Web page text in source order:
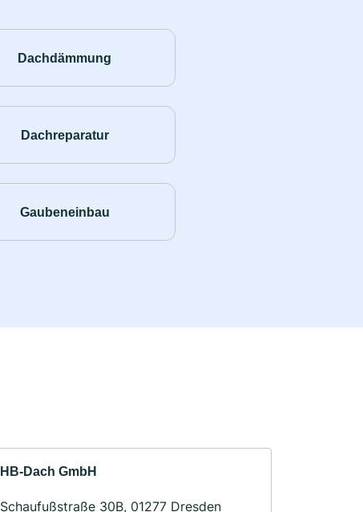
Dachdämmung
Dachreparatur
Gaubeneinbau
HB-Dach GmbH
Schaufußstraße 30B, 01277 Dresden